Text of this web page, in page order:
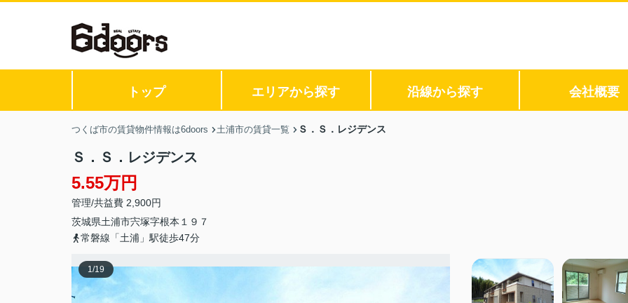
トップ エリアから探す 沿線から探す 会社概要
つくば市の賃貸物件情報は6doors 土浦市の賃貸一覧 Ｓ．Ｓ．レジデンス
Ｓ．Ｓ．レジデンス
5.55万円
管理/共益費 2,900円
茨城県土浦市宍塚字根本１９７
常磐線「土浦」駅徒歩47分
1/19